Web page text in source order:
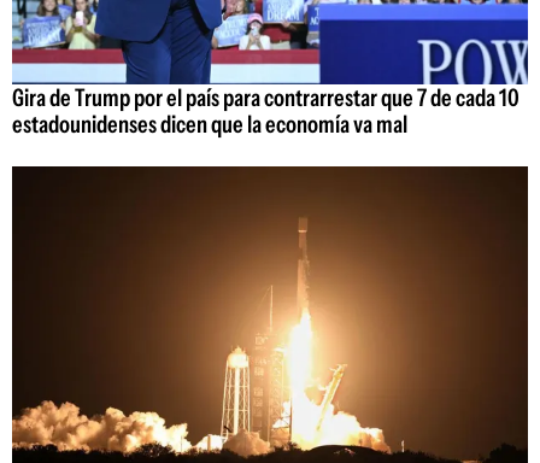
Gira de Trump por el país para contrarrestar que 7 de cada 10
estadounidenses dicen que la economía va mal